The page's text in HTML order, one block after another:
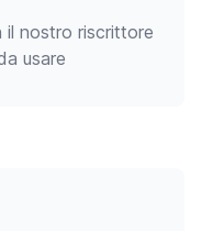
il nostro riscrittore
usare